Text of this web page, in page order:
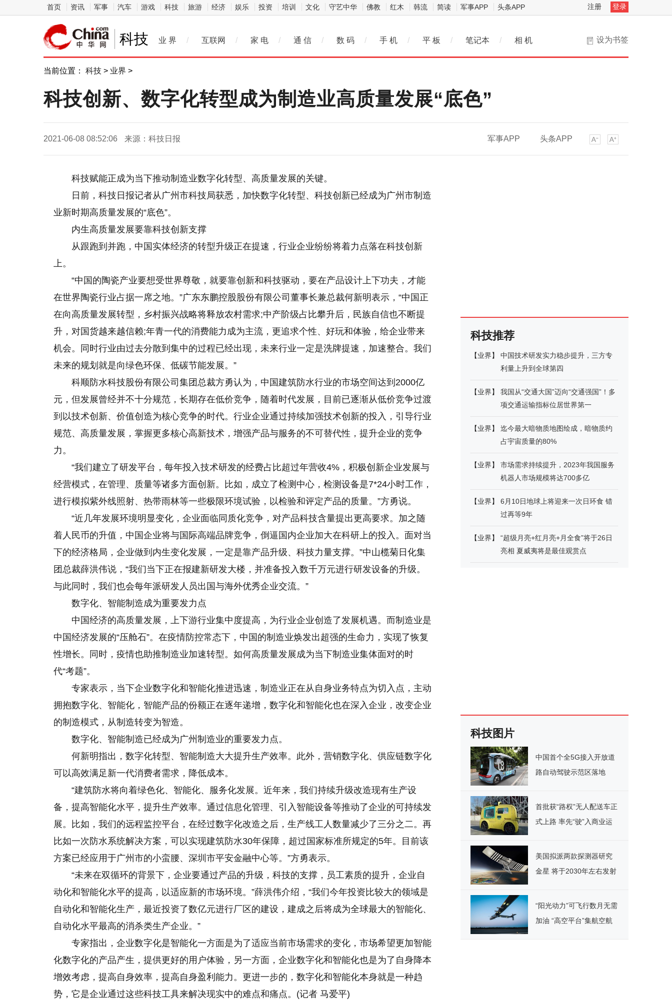
首页 资讯 军事 汽车 游戏 科技 旅游 经济 娱乐 投资 培训 文化 守艺中华 佛教 红木 韩流 简读 军事APP 头条APP 注册 登录
科技 设为书签
业 界 / 互联网 / 家 电 / 通 信 / 数 码 / 手 机 / 平 板 / 笔记本 / 相 机
当前位置： 科技 > 业界 >
科技创新、数字化转型成为制造业高质量发展“底色”
2021-06-08 08:52:06 来源：科技日报 军事APP 头条APP
科技赋能正成为当下推动制造业数字化转型、高质量发展的关键。
日前，科技日报记者从广州市科技局获悉，加快数字化转型、科技创新已经成为广州市制造
业新时期高质量发展的“底色”。
内生高质量发展要靠科技创新支撑
从跟跑到并跑，中国实体经济的转型升级正在提速，行业企业纷纷将着力点落在科技创新
上。
“中国的陶瓷产业要想受世界尊敬，就要靠创新和科技驱动，要在产品设计上下功夫，才能
在世界陶瓷行业占据一席之地。”广东东鹏控股股份有限公司董事长兼总裁何新明表示，“中国正
在向高质量发展转型，乡村振兴战略将释放农村需求;中产阶级占比攀升后，民族自信也不断提
升，对国货越来越信赖;年青一代的消费能力成为主流，更追求个性、好玩和体验，给企业带来
机会。同时行业由过去分散到集中的过程已经出现，未来行业一定是洗牌提速，加速整合。我们
未来的规划就是向绿色环保、低碳节能发展。”
科顺防水科技股份有限公司集团总裁方勇认为，中国建筑防水行业的市场空间达到2000亿
元，但发展曾经并不十分规范，长期存在低价竞争，随着时代发展，目前已逐渐从低价竞争过渡
到以技术创新、价值创造为核心竞争的时代。行业企业通过持续加强技术创新的投入，引导行业
规范、高质量发展，掌握更多核心高新技术，增强产品与服务的不可替代性，提升企业的竞争
力。
“我们建立了研发平台，每年投入技术研发的经费占比超过年营收4%，积极创新企业发展与
经营模式，在管理、质量等诸多方面创新。比如，成立了检测中心，检测设备是7*24小时工作，
进行模拟紫外线照射、热带雨林等一些极限环境试验，以检验和评定产品的质量。”方勇说。
“近几年发展环境明显变化，企业面临同质化竞争，对产品科技含量提出更高要求。加之随
着人民币的升值，中国企业将与国际高端品牌竞争，倒逼国内企业加大在科研上的投入。面对当
下的经济格局，企业做到内生变化发展，一定是靠产品升级、科技力量支撑。”中山榄菊日化集
团总裁薛洪伟说，“我们当下正在报建新研发大楼，并准备投入数千万元进行研发设备的升级。
与此同时，我们也会每年派研发人员出国与海外优秀企业交流。”
数字化、智能制造成为重要发力点
中国经济的高质量发展，上下游行业集中度提高，为行业企业创造了发展机遇。而制造业是
中国经济发展的“压舱石”。在疫情防控常态下，中国的制造业焕发出超强的生命力，实现了恢复
性增长。同时，疫情也助推制造业加速转型。如何高质量发展成为当下制造业集体面对的时
代“考题”。
专家表示，当下企业数字化和智能化推进迅速，制造业正在从自身业务特点为切入点，主动
拥抱数字化、智能化，智能产品的份额正在逐年递增，数字化和智能化也在深入企业，改变企业
的制造模式，从制造转变为智造。
数字化、智能制造已经成为广州制造业的重要发力点。
何新明指出，数字化转型、智能制造大大提升生产效率。此外，营销数字化、供应链数字化
可以高效满足新一代消费者需求，降低成本。
“建筑防水将向着绿色化、智能化、服务化发展。近年来，我们持续升级改造现有生产设
备，提高智能化水平，提升生产效率。通过信息化管理、引入智能设备等推动了企业的可持续发
展。比如，我们的远程监控平台，在经过数字化改造之后，生产线工人数量减少了三分之二。再
比如一次防水系统解决方案，可以实现建筑防水30年保障，超过国家标准所规定的5年。目前该
方案已经应用于广州市的小蛮腰、深圳市平安金融中心等。”方勇表示。
“未来在双循环的背景下，企业要通过产品的升级，科技的支撑，员工素质的提升，企业自
动化和智能化水平的提高，以适应新的市场环境。”薛洪伟介绍，“我们今年投资比较大的领域是
自动化和智能化生产，最近投资了数亿元进行厂区的建设，建成之后将成为全球最大的智能化、
自动化水平最高的消杀类生产企业。”
专家指出，企业数字化是智能化一方面是为了适应当前市场需求的变化，市场希望更加智能
化数字化的产品产生，提供更好的用户体验，另一方面，企业数字化和智能化也是为了自身降本
增效考虑，提高自身效率，提高自身盈利能力。更进一步的，数字化和智能化本身就是一种趋
势，它是企业通过这些科技工具来解决现实中的难点和痛点。(记者 马爱平)
科技推荐
【业界】
中国技术研发实力稳步提升，三方专
利量上升到全球第四
【业界】
我国从“交通大国”迈向“交通强国”！多
项交通运输指标位居世界第一
【业界】
迄今最大暗物质地图绘成，暗物质约
占宇宙质量的80%
【业界】
市场需求持续提升，2023年我国服务
机器人市场规模将达700多亿
【业界】
6月10日地球上将迎来一次日环食 错
过再等9年
【业界】
“超级月亮+红月亮+月全食”将于26日
亮相 夏威夷将是最佳观赏点
科技图片
中国首个全5G接入开放道
路自动驾驶示范区落地
首批获“路权”无人配送车正
式上路 率先“驶”入商业运
美国拟派两款探测器研究
金星 将于2030年左右发射
“阳光动力”可飞行数月无需
加油 “高空平台”集航空航